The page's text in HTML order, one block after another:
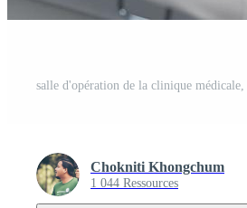
Chokniti Khongchum
1 044 Ressources